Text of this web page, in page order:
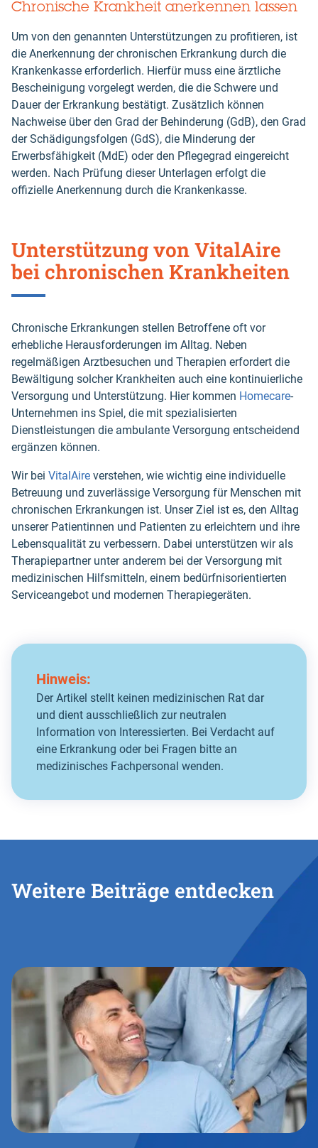
Chronische Krankheit anerkennen lassen
Um von den genannten Unterstützungen zu profitieren, ist
die Anerkennung der chronischen Erkrankung durch die
Krankenkasse erforderlich. Hierfür muss eine ärztliche
Bescheinigung vorgelegt werden, die die Schwere und
Dauer der Erkrankung bestätigt. Zusätzlich können
Nachweise über den Grad der Behinderung (GdB), den Grad
der Schädigungsfolgen (GdS), die Minderung der
Erwerbsfähigkeit (MdE) oder den Pflegegrad eingereicht
werden. Nach Prüfung dieser Unterlagen erfolgt die
offizielle Anerkennung durch die Krankenkasse.
Unterstützung von VitalAire
bei chronischen Krankheiten
Chronische Erkrankungen stellen Betroffene oft vor
erhebliche Herausforderungen im Alltag. Neben
regelmäßigen Arztbesuchen und Therapien erfordert die
Bewältigung solcher Krankheiten auch eine kontinuierliche
Versorgung und Unterstützung. Hier kommen Homecare-
Unternehmen ins Spiel, die mit spezialisierten
Dienstleistungen die ambulante Versorgung entscheidend
ergänzen können.
Wir bei VitalAire verstehen, wie wichtig eine individuelle
Betreuung und zuverlässige Versorgung für Menschen mit
chronischen Erkrankungen ist. Unser Ziel ist es, den Alltag
unserer Patientinnen und Patienten zu erleichtern und ihre
Lebensqualität zu verbessern. Dabei unterstützen wir als
Therapiepartner unter anderem bei der Versorgung mit
medizinischen Hilfsmitteln, einem bedürfnisorientierten
Serviceangebot und modernen Therapiegeräten.
Hinweis:
Der Artikel stellt keinen medizinischen Rat dar
und dient ausschließlich zur neutralen
Information von Interessierten. Bei Verdacht auf
eine Erkrankung oder bei Fragen bitte an
medizinisches Fachpersonal wenden.
Weitere Beiträge entdecken